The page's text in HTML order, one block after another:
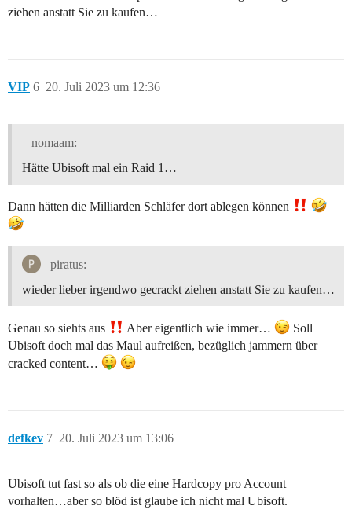
ziehen anstatt Sie zu kaufen…
VIP 20. Juli 2023 um 12:36
6
nomaam:
Hätte Ubisoft mal ein Raid 1…
Dann hätten die Milliarden Schläfer dort ablegen können
piratus:
wieder lieber irgendwo gecrackt ziehen anstatt Sie zu kaufen…
Genau so siehts aus Aber eigentlich wie immer…
Soll
Ubisoft doch mal das Maul aufreißen, bezüglich jammern über
cracked content…
defkev 20. Juli 2023 um 13:06
7
Ubisoft tut fast so als ob die eine Hardcopy pro Account
vorhalten…aber so blöd ist glaube ich nicht mal Ubisoft.